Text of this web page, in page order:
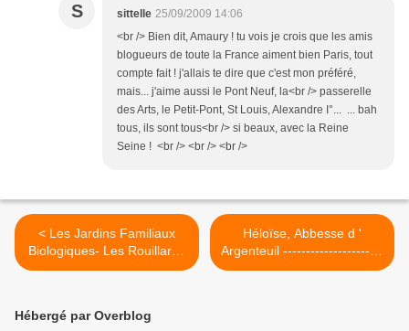
S sittelle 25/09/2009 14:06
<br /> Bien dit, Amaury ! tu vois je crois que les amis
blogueurs de toute la France aiment bien Paris, tout
compte fait ! j'allais te dire que c'est mon préféré,
mais... j'aime aussi le Pont Neuf, la<br /> passerelle
des Arts, le Petit-Pont, St Louis, Alexandre I°... ... bah
tous, ils sont tous<br /> si beaux, avec la Reine
Seine ! <br /> <br /> <br />
< Les Jardins Familiaux
Biologiques- Les Rouillards
aux Mureaux (Yvelines)
Héloïse, Abbesse d '
Argenteuil ----------------------
Dame du Vexin >
Hébergé par Overblog